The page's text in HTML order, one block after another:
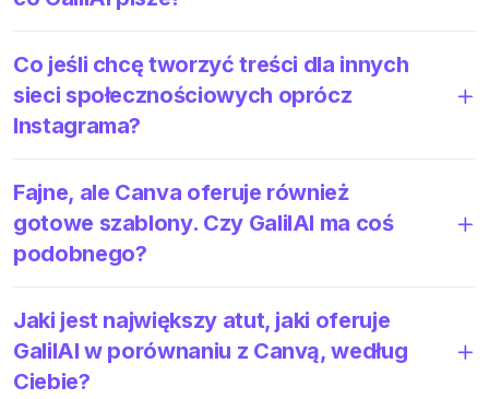
Co jeśli chcę tworzyć treści dla innych
sieci społecznościowych oprócz
Instagrama?
Fajne, ale Canva oferuje również
gotowe szablony. Czy GalilAI ma coś
podobnego?
Jaki jest największy atut, jaki oferuje
GalilAI w porównaniu z Canvą, według
Ciebie?